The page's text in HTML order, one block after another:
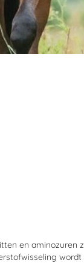
en aminozuren